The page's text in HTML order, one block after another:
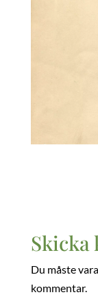
Skicka
Du måste vara
kommentar.